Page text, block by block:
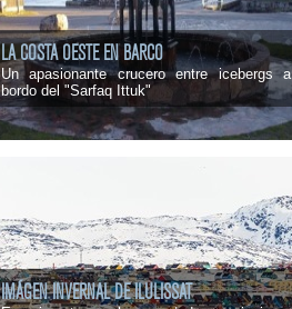
LA COSTA OESTE EN BARCO
Un apasionante crucero entre icebergs a
bordo del "Sarfaq Ittuk"
IMÁGEN INVERNAL DE ILULISSAT